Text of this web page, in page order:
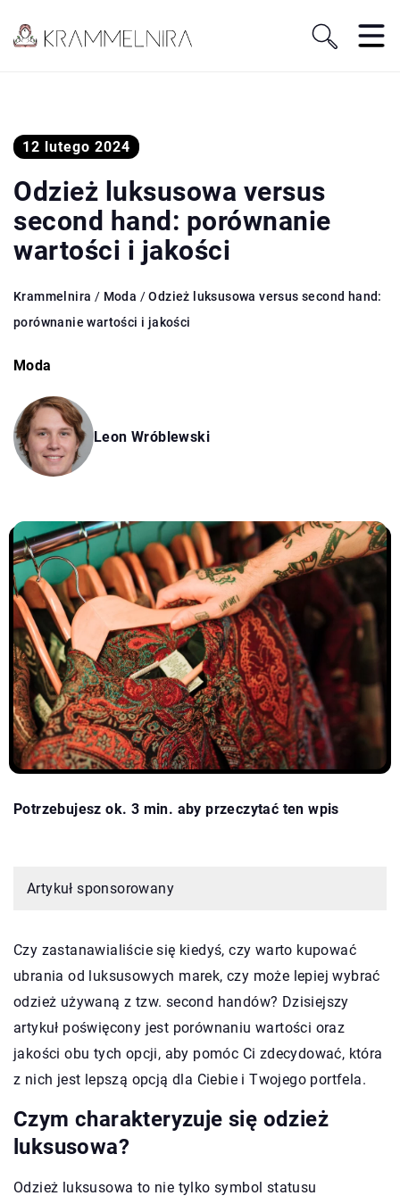
12 lutego 2024
Odzież luksusowa versus
second hand: porównanie
wartości i jakości
Krammelnira / Moda /Odzież luksusowa versus second hand:
porównanie wartości i jakości
Moda
Leon Wróblewski
Potrzebujesz ok. 3 min. aby przeczytać ten wpis
Artykuł sponsorowany
Czy zastanawialiście się kiedyś, czy warto kupować
ubrania od luksusowych marek, czy może lepiej wybrać
odzież używaną z tzw. second handów? Dzisiejszy
artykuł poświęcony jest porównaniu wartości oraz
jakości obu tych opcji, aby pomóc Ci zdecydować, która
z nich jest lepszą opcją dla Ciebie i Twojego portfela.
Czym charakteryzuje się odzież
luksusowa?
Odzież luksusowa to nie tylko symbol statusu